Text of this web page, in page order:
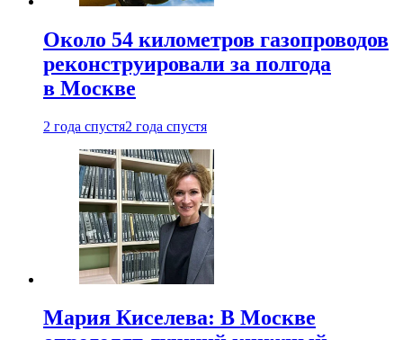
Около 54 километров газопроводов
реконструировали за полгода
в Москве
2 года спустя2 года спустя
Мария Киселева: В Москве